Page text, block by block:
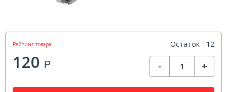
Рейтинг товара Остаток - 12
120 Р - +